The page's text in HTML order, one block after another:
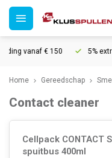
vanaf € 150 5%
Home Gereedschap
Contact cleaner
Cellpack CONTACT
spuitbus 400ml